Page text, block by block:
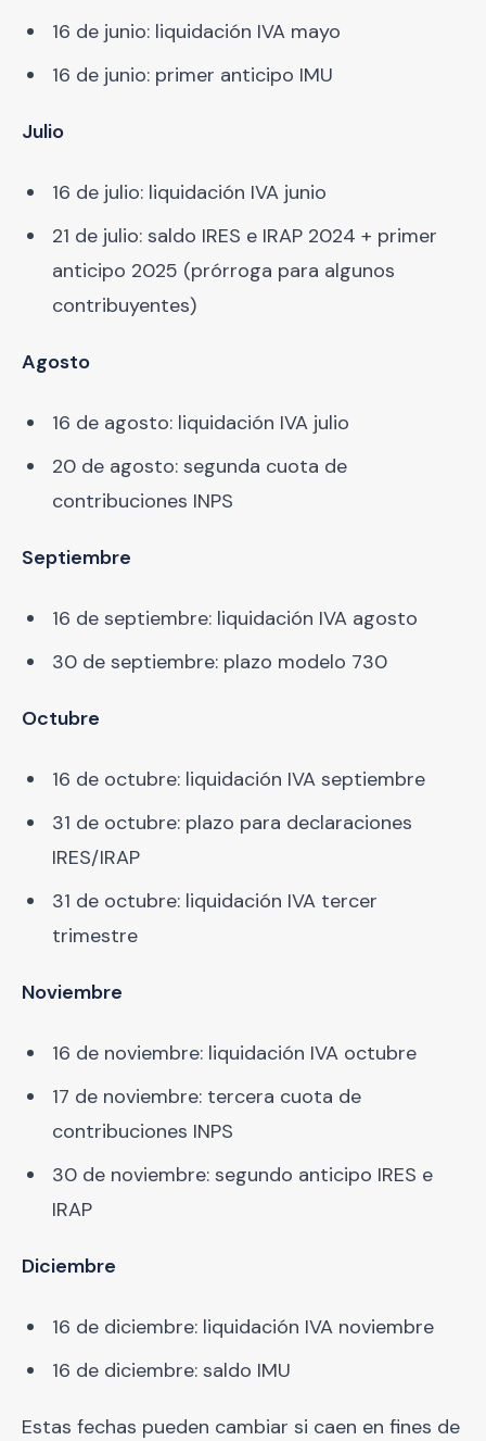
16 de junio: liquidación IVA mayo
16 de junio: primer anticipo IMU
Julio
16 de julio: liquidación IVA junio
21 de julio: saldo IRES e IRAP 2024 + primer
anticipo 2025 (prórroga para algunos
contribuyentes)
Agosto
16 de agosto: liquidación IVA julio
20 de agosto: segunda cuota de
contribuciones INPS
Septiembre
16 de septiembre: liquidación IVA agosto
30 de septiembre: plazo modelo 730
Octubre
16 de octubre: liquidación IVA septiembre
31 de octubre: plazo para declaraciones
IRES/IRAP
31 de octubre: liquidación IVA tercer
trimestre
Noviembre
16 de noviembre: liquidación IVA octubre
17 de noviembre: tercera cuota de
contribuciones INPS
30 de noviembre: segundo anticipo IRES e
IRAP
Diciembre
16 de diciembre: liquidación IVA noviembre
16 de diciembre: saldo IMU
Estas fechas pueden cambiar si caen en fines de